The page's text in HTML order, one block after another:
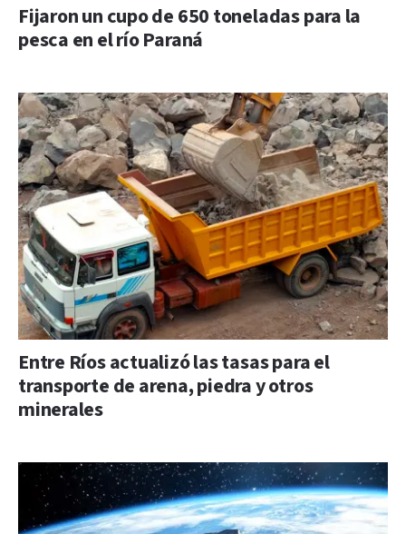
Fijaron un cupo de 650 toneladas para la
pesca en el río Paraná
Entre Ríos actualizó las tasas para el
transporte de arena, piedra y otros
minerales